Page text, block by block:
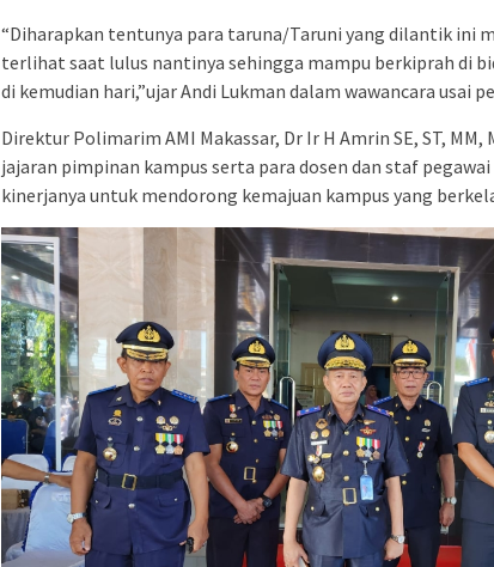
“Diharapkan tentunya para taruna/Taruni yang dilantik ini
terlihat saat lulus nantinya sehingga mampu berkiprah di
di kemudian hari,”ujar Andi Lukman dalam wawancara usai
Direktur Polimarim AMI Makassar, Dr Ir H Amrin SE, ST, MM,
jajaran pimpinan kampus serta para dosen dan staf
kinerjanya untuk mendorong kemajuan kampus yang